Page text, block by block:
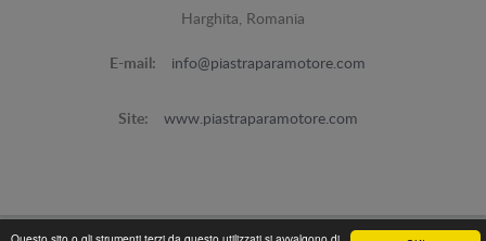
Harghita, Romania
E-mail: info@piastraparamotore.com
Site: www.piastraparamotore.com